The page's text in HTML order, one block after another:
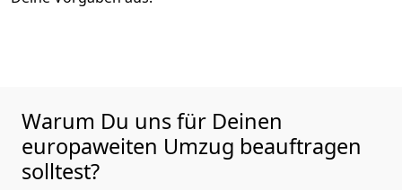
Warum Du uns für Deinen
europaweiten Umzug beauftragen
solltest?